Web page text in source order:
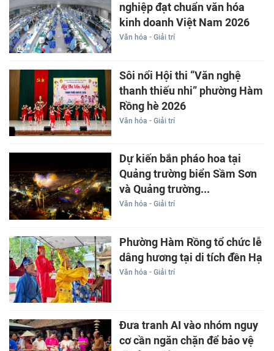
nghiệp đạt chuẩn văn hóa
kinh doanh Việt Nam 2026
Văn hóa - Giải trí
Sôi nổi Hội thi “Văn nghệ
thanh thiếu nhi” phường Hàm
Rồng hè 2026
Văn hóa - Giải trí
Dự kiến bắn pháo hoa tại
Quảng trường biển Sầm Sơn
và Quảng trường...
Văn hóa - Giải trí
Phường Hàm Rồng tổ chức lễ
dâng hương tại di tích đền Hạ
Văn hóa - Giải trí
Đưa tranh AI vào nhóm nguy
cơ cần ngăn chặn để bảo vệ